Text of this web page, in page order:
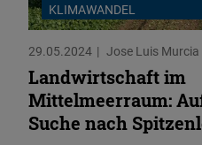
KLIMAWANDEL
29.05.2024 Jose Luis Murcia
Landwirtschaft im
Mittelmeerraum:
Suche nach